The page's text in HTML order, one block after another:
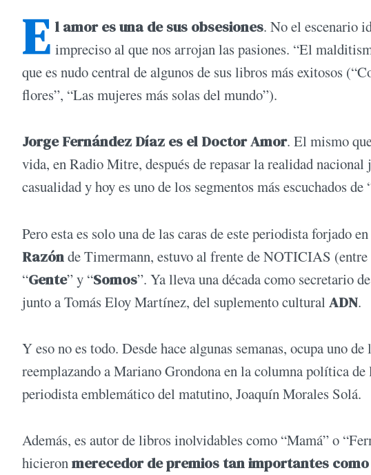
E l amor es una de sus obsesiones. No el escenario
impreciso al que nos arrojan las pasiones. “El
que es nudo central de algunos de sus libros más exitosos
flores”, “Las mujeres más solas del mundo”).
Jorge Fernández Díaz es el Doctor Amor. El mismo
vida, en Radio Mitre, después de repasar la realidad
casualidad y hoy es uno de los segmentos más escuchados
Pero esta es solo una de las caras de este periodista forjado
Razónde Timermann, estuvo al frente de NOTICIAS
“Gente” y “Somos”. Ya lleva una década como secretario
junto a Tomás Eloy Martínez, del suplemento cultural ADN.
Y eso no es todo. Desde hace algunas semanas, ocupa uno
reemplazando a Mariano Grondona en la columna política
periodista emblemático del matutino, Joaquín Morales Solá.
Además, es autor de libros inolvidables como “Mamá” o
hicieronmerecedor de premios tan importantes